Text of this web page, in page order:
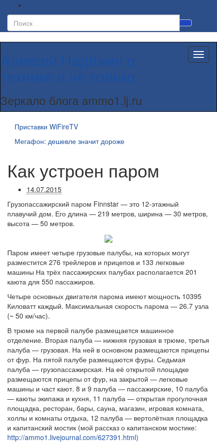
Вкл/
выкл
Алексей Надёжин о
технике и не только
Зеркало блога ammo1.lj.ru
Приставки WiFireTV
Мегафон: дешевле значит дороже
Как устроен паром
14.07.2015
Грузопассажирский паром Finnstar — это 12-этажный
плавучий дом. Его длина — 219 метров, ширина — 30 метров,
высота — 50 метров.
Паром имеет четыре грузовые палубы, на которых могут
разместится 276 трейлеров и прицепов и 133 легковые
машины На трёх пассажирских палубах располагается 201
каюта для 550 пассажиров.
Четыре основных двигателя парома имеют мощность 10395
Киловатт каждый. Максимальная скорость парома — 26.7 узла
(~ 50 км/час).
В трюме на первой палубе размещается машинное
отделение. Вторая палуба — нижняя грузовая в трюме, третья
палуба — грузовая. На ней в основном размещаются прицепы
от фур. На пятой палубе размещаются фуры. Седьмая
палуба — грузопассажирская. На её открытой площадке
размещаются прицепы от фур, на закрытой — легковые
машины и част кают. 8 и 9 палуба — пассажирские, 10 палуба
— каюты экипажа и кухня, 11 палуба — открытая прогулочная
площадка, ресторан, бары, сауна, магазин, игровая комната,
холлы и комнаты отдыха, 12 палуба — вертолётная площадка
и капитанский мостик (мой рассказ о капитанском мостике:
http://ammo1.livejournal.com/627391.html)